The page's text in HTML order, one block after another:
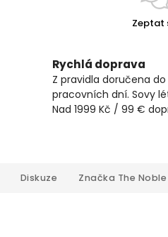
Zeptat
Rychlá doprava
Z pravidla doručena
pracovních dní. Sovy
Nad 1999 Kč / 99 €
Diskuze Značka The